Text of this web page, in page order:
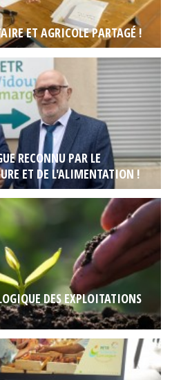
ET AGRICOLE PARTAGÉ !
RECONNU PAR LE
ET DE L'ALIMENTATION !
DES EXPLOITATIONS